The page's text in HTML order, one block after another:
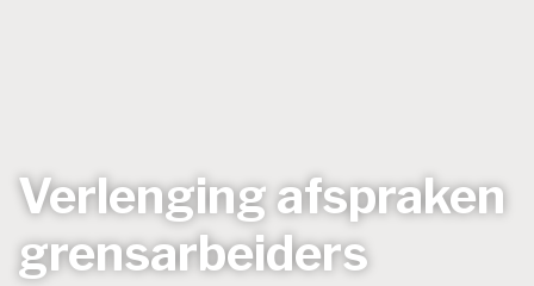
Verlenging afspraken
grensarbeiders